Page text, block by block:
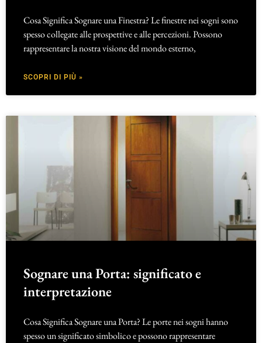
Cosa Significa Sognare una Finestra? Le finestre nei sogni sono
spesso collegate alle prospettive e alle percezioni. Possono
rappresentare la nostra visione del mondo esterno,
SCOPRI DI PIÙ »
Sognare una Porta: significato e
interpretazione
Cosa Significa Sognare una Porta? Le porte nei sogni hanno
spesso un significato simbolico e possono rappresentare